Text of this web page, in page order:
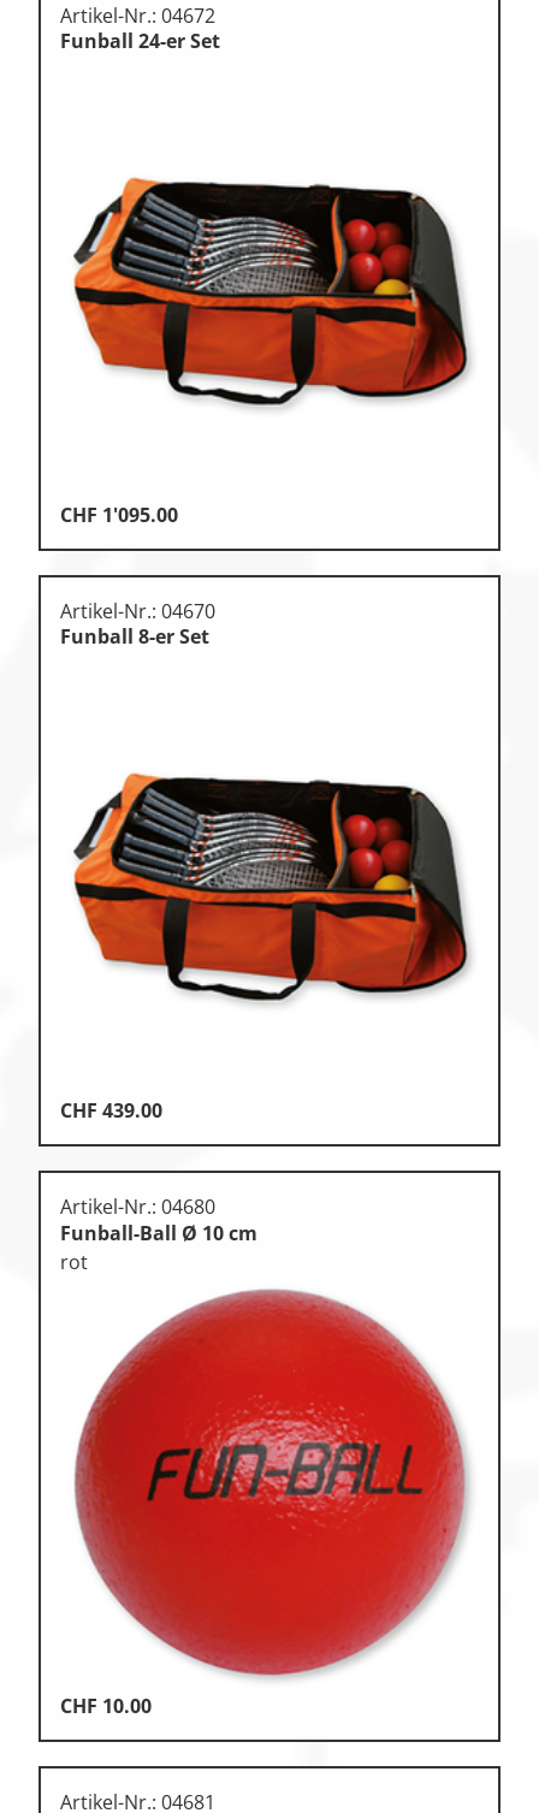
Artikel-Nr.: 04672
Funball 24-er Set
CHF 1'095.00
Artikel-Nr.: 04670
Funball 8-er Set
CHF 439.00
Artikel-Nr.: 04680
Funball-Ball Ø 10 cm
rot
CHF 10.00
Artikel-Nr.: 04681